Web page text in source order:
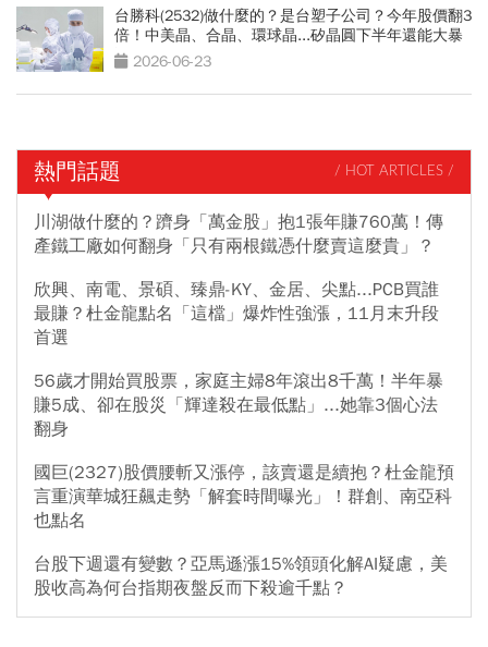
台勝科(2532)做什麼的？是台塑子公司？今年股價翻3
倍！中美晶、合晶、環球晶...矽晶圓下半年還能大暴
漲？2026-06-23
熱門話題 / HOT ARTICLES /
川湖做什麼的？躋身「萬金股」抱1張年賺760萬！傳
產鐵工廠如何翻身「只有兩根鐵憑什麼賣這麼貴」？
欣興、南電、景碩、臻鼎-KY、金居、尖點...PCB買誰
最賺？杜金龍點名「這檔」爆炸性強漲，11月末升段
首選
56歲才開始買股票，家庭主婦8年滾出8千萬！半年暴
賺5成、卻在股災「輝達殺在最低點」...她靠3個心法
翻身
國巨(2327)股價腰斬又漲停，該賣還是續抱？杜金龍預
言重演華城狂飆走勢「解套時間曝光」！群創、南亞科
也點名
台股下週還有變數？亞馬遜漲15%領頭化解AI疑慮，美
股收高為何台指期夜盤反而下殺逾千點？